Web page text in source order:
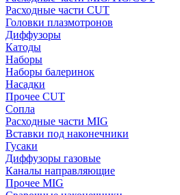
Расходные части CUT
Головки плазмотронов
Диффузоры
Катоды
Наборы
Наборы балеринок
Насадки
Прочее CUT
Сопла
Расходные части MIG
Вставки под наконечники
Гусаки
Диффузоры газовые
Каналы направляющие
Прочее MIG